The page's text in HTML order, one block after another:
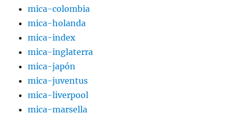
mica-colombia
mica-holanda
mica-index
mica-inglaterra
mica-japón
mica-juventus
mica-liverpool
mica-marsella